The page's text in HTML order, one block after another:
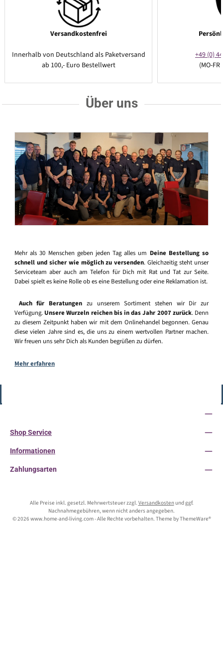
Versandkostenfrei
Innerhalb von Deutschland als Paketversand
ab 100,- Euro Bestellwert
+49 (0)
(MO-
Über uns
Mehr als 30 Menschen geben jeden Tag alles um Deine Bestellung so
schnell und sicher wie möglich zu versenden. Gleichzeitig steht unser
Serviceteam aber auch am Telefon für Dich mit Rat und Tat zur Seite.
Dabei spielt es keine Rolle ob es eine Bestellung oder eine Reklamation ist.
Auch für Beratungen zu unserem Sortiment stehen wir Dir zur
Verfügung. Unsere Wurzeln reichen bis in das Jahr 2007 zurück. Denn
zu diesem Zeitpunkt haben wir mit dem Onlinehandel begonnen. Genau
diese vielen Jahre sind es, die uns zu einem wertvollen Partner machen.
Wir freuen uns sehr Dich als Kunden begrüßen zu dürfen.
Mehr erfahren
Shop Service
Informationen
Zahlungsarten
Alle Preise inkl. gesetzl. Mehrwertsteuer zzgl. Versandkostenund ggf.
Nachnahmegebühren, wenn nicht anders angegeben.
© 2026 www.home-and-living.com - Alle Rechte vorbehalten. Theme byThemeWare®